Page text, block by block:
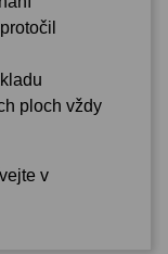
ploch vždy
v